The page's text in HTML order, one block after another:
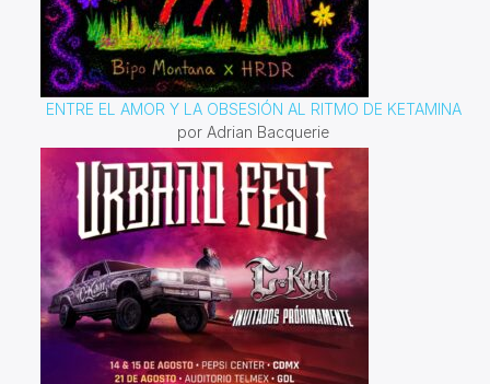
ENTRE EL AMOR Y LA OBSESIÓN AL RITMO DE KETAMINA
por Adrian Bacquerie